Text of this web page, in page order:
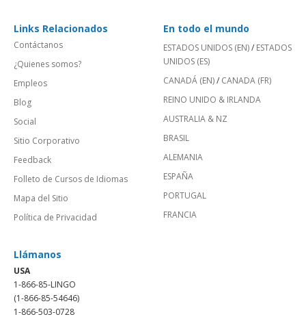
Links Relacionados
Contáctanos
¿Quienes somos?
Empleos
Blog
Social
Sitio Corporativo
Feedback
Folleto de Cursos de Idiomas
Mapa del Sitio
Política de Privacidad
En todo el mundo
ESTADOS UNIDOS (EN)/ ESTADOS
UNIDOS (ES)
CANADÁ (EN)/ CANADA (FR)
REINO UNIDO & IRLANDA
AUSTRALIA & NZ
BRASIL
ALEMANIA
ESPAÑA
PORTUGAL
FRANCIA
Llámanos
USA
1-866-85-LINGO
(1-866-85-54646)
1-866-503-0728